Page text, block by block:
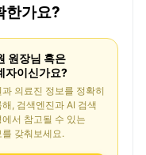
한가요?
원장님 혹은
자이신가요?
과 의료진 정보를 정확히
해, 검색엔진과 AI 검색
에서 참고될 수 있는
를 갖춰보세요.